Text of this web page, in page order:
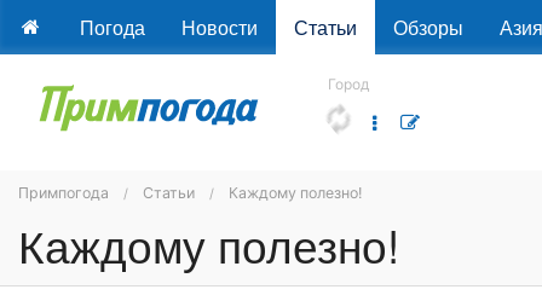
Погода Новости Статьи Обзоры Азия
Город
Примпогода Статьи Каждому полезно!
Каждому полезно!